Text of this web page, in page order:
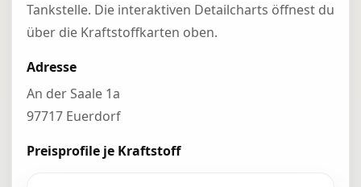
Tankstelle. Die interaktiven Detailcharts öffnest du
über die Kraftstoffkarten oben.
Adresse
An der Saale 1a
97717 Euerdorf
Preisprofile je Kraftstoff